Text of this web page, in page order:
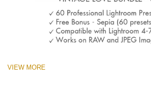
VIEW MORE